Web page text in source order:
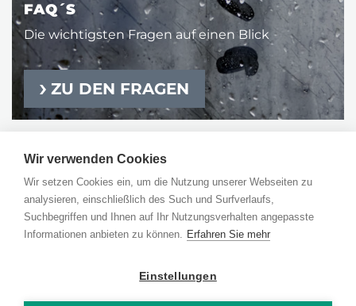
FAQ´S
Die wichtigsten Fragen auf einen Blick
ZU DEN FRAGEN
KUNSTSTOFF-INDUSTRIE
GEBÄUDE-ENTFEUCHTUNG
UNTERNEHMEN
NEWS
IMPRESSUM|AGB|HINWEISGEBERSYSTEM
Wir verwenden Cookies
Wir setzen Cookies ein, um die Nutzung unserer Webseiten zu
analysieren, einschließlich des Such und Surfverlaufs,
Suchbegriffen und Ihnen auf Ihr Nutzungsverhalten angepasste
Informationen anbieten zu können. Erfahren Sie mehr
Einstellungen